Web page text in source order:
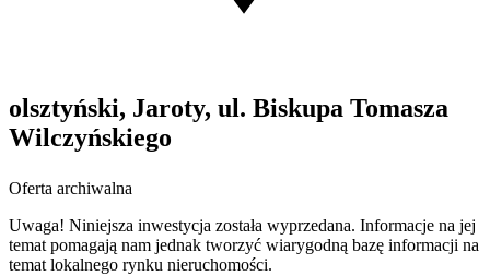
olsztyński, Jaroty, ul. Biskupa Tomasza
Wilczyńskiego
Oferta archiwalna
Uwaga! Niniejsza inwestycja została wyprzedana. Informacje na jej
temat pomagają nam jednak tworzyć wiarygodną bazę informacji na
temat lokalnego rynku nieruchomości.